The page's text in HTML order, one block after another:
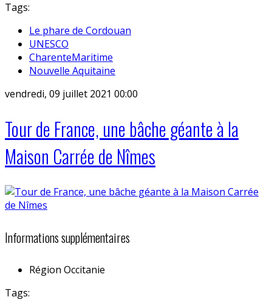
Tags:
Le phare de Cordouan
UNESCO
CharenteMaritime
Nouvelle Aquitaine
vendredi, 09 juillet 2021 00:00
Tour de France, une bâche géante à la
Maison Carrée de Nîmes
Informations supplémentaires
Région Occitanie
Tags: